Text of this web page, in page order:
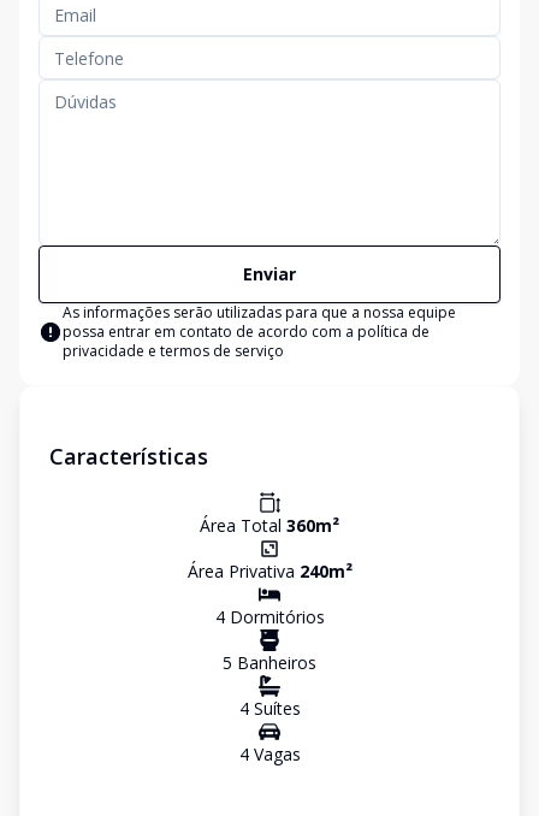
Enviar
As informações serão utilizadas para que a nossa equipe
possa entrar em contato de acordo com a política de
privacidade e termos de serviço
Características
Área Total 360m²
Área Privativa 240m²
4Dormitórios
5 Banheiros
4Suítes
4Vagas